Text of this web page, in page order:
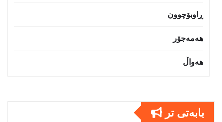
ڕاوبۆچوون
هەمەجۆر
هەواڵ
بابەتى تر